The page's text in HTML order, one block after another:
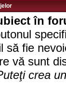
în
să fie
vă sunt
crea